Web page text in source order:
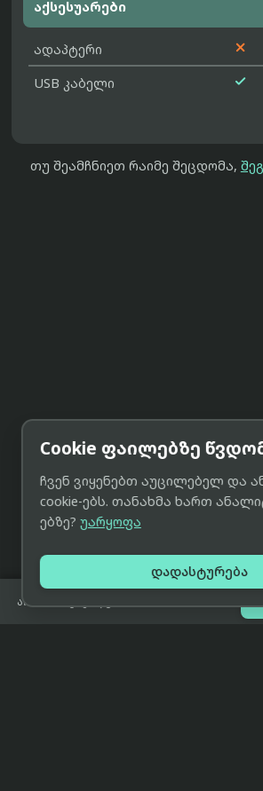
აქსესუარები
ადაპტერი 
USB კაბელი 
თუ შეამჩნიეთ რაიმე შეცდომა,
არ არის გაყიდვაში
Cookie ფაილებზე
ჩვენ ვიყენებთ აუცილებელ და
cookie-ებს. თანახმა ხართ
ებზე? უარყოფა
დადასტურება